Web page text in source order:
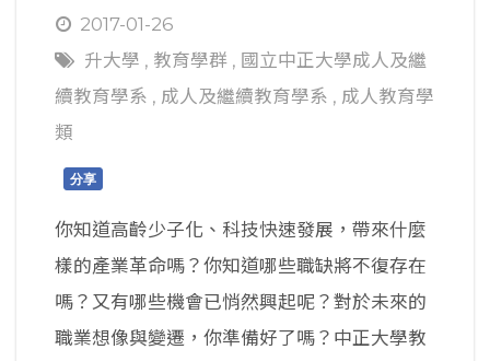
2017-01-26
升大學 , 教育學群 , 國立中正大學成人及繼
續教育學系 , 成人及繼續教育學系 , 成人教育學
類
分享
你知道高齡少子化、科技快速發展，帶來什麼
樣的產業革命嗎？你知道哪些職缺將不復存在
嗎？又有哪些機會已悄然興起呢？對於未來的
職業想像與變遷，你準備好了嗎？中正大學教